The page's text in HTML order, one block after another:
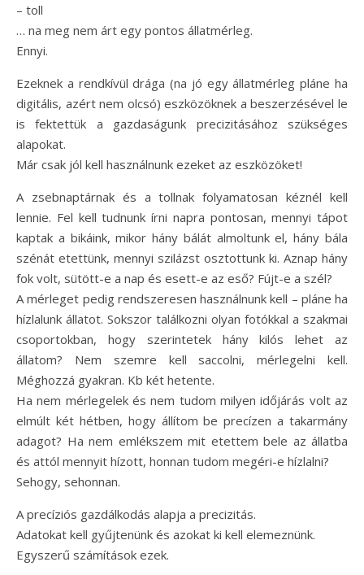
– toll
… na meg nem árt egy pontos állatmérleg.
Ennyi.
Ezeknek a rendkívül drága (na jó egy állatmérleg pláne ha
digitális, azért nem olcsó) eszközöknek a beszerzésével le
is fektettük a gazdaságunk precizitásához szükséges
alapokat.
Már csak jól kell használnunk ezeket az eszközöket!
A zsebnaptárnak és a tollnak folyamatosan kéznél kell
lennie. Fel kell tudnunk írni napra pontosan, mennyi tápot
kaptak a bikáink, mikor hány bálát almoltunk el, hány bála
szénát etettünk, mennyi szilázst osztottunk ki. Aznap hány
fok volt, sütött-e a nap és esett-e az eső? Fújt-e a szél?
A mérleget pedig rendszeresen használnunk kell – pláne ha
hízlalunk állatot. Sokszor találkozni olyan fotókkal a szakmai
csoportokban, hogy szerintetek hány kilós lehet az
állatom? Nem szemre kell saccolni, mérlegelni kell.
Méghozzá gyakran. Kb két hetente.
Ha nem mérlegelek és nem tudom milyen időjárás volt az
elmúlt két hétben, hogy állítom be precízen a takarmány
adagot? Ha nem emlékszem mit etettem bele az állatba
és attól mennyit hízott, honnan tudom megéri-e hízlalni?
Sehogy, sehonnan.
A precíziós gazdálkodás alapja a precizitás.
Adatokat kell gyűjtenünk és azokat ki kell elemeznünk.
Egyszerű számítások ezek.